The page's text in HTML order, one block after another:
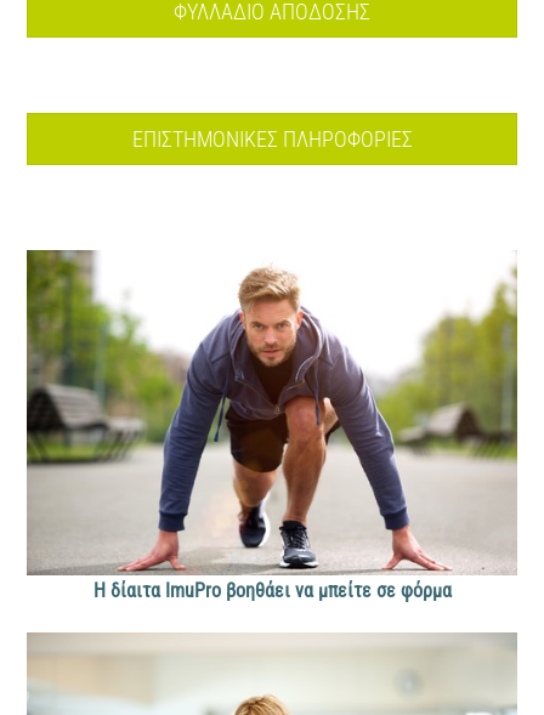
ΦΥΛΛΑΔΙΟ ΑΠΟΔΟΣΗΣ
ΕΠΙΣΤΗΜΟΝΙΚΕΣ ΠΛΗΡΟΦΟΡΙΕΣ
Η δίαιτα ImuPro βοηθάει να μπείτε σε φόρμα